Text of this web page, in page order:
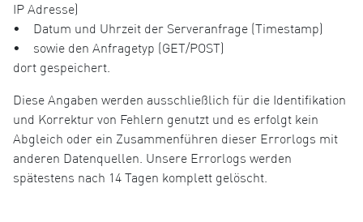
IP Adresse)
• Datum und Uhrzeit der Serveranfrage (Timestamp)
• sowie den Anfragetyp (GET/POST)
dort gespeichert.
Diese Angaben werden ausschließlich für die Identifikation
und Korrektur von Fehlern genutzt und es erfolgt kein
Abgleich oder ein Zusammenführen dieser Errorlogs mit
anderen Datenquellen. Unsere Errorlogs werden
spätestens nach 14 Tagen komplett gelöscht.